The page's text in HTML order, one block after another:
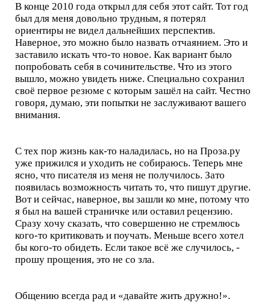
В конце 2010 года открыл для себя этот сайт. Тот год
был для меня довольно трудным, я потерял
ориентиры не видел дальнейших перспектив.
Наверное, это можно было назвать отчаянием. Это и
заставило искать что-то новое. Как вариант было
попробовать себя в сочинительстве. Что из этого
вышло, можно увидеть ниже. Специально сохранил
своё первое резюме с которым зашёл на сайт. Честно
говоря, думаю, эти попытки не заслуживают вашего
внимания.
С тех пор жизнь как-то наладилась, но на Проза.ру
уже прижился и уходить не собираюсь. Теперь мне
ясно, что писателя из меня не получилось. Зато
появилась возможность читать то, что пишут другие.
Вот и сейчас, наверное, вы зашли ко мне, потому что
я был на вашей страничке или оставил рецензию.
Сразу хочу сказать, что совершенно не стремлюсь
кого-то критиковать и поучать. Меньше всего хотел
бы кого-то обидеть. Если такое всё же случилось, -
прошу прощения, это не со зла.
Общению всегда рад и «давайте жить дружно!».